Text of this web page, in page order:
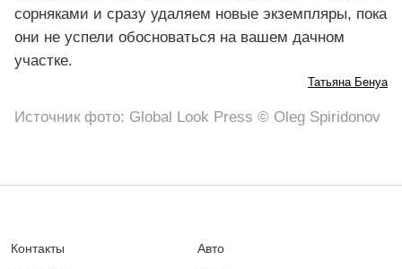
сорняками и сразу удаляем новые экземпляры, пока
они не успели обосноваться на вашем дачном
участке.
Татьяна Бенуа
Источник фото: Global Look Press © Oleg Spiridonov
Контакты Авто